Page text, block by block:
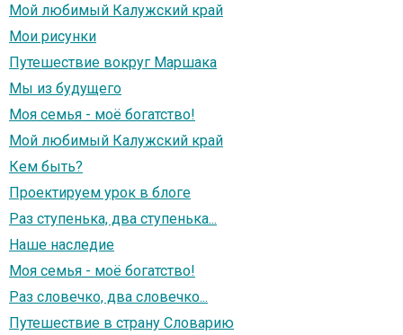
Мой любимый Калужский край
Мои рисунки
Путешествие вокруг Маршака
Мы из будущего
Моя семья - моё богатство!
Мой любимый Калужский край
Кем быть?
Проектируем урок в блоге
Раз ступенька, два ступенька...
Наше наследие
Моя семья - моё богатство!
Раз словечко, два словечко...
Путешествие в страну Словарию